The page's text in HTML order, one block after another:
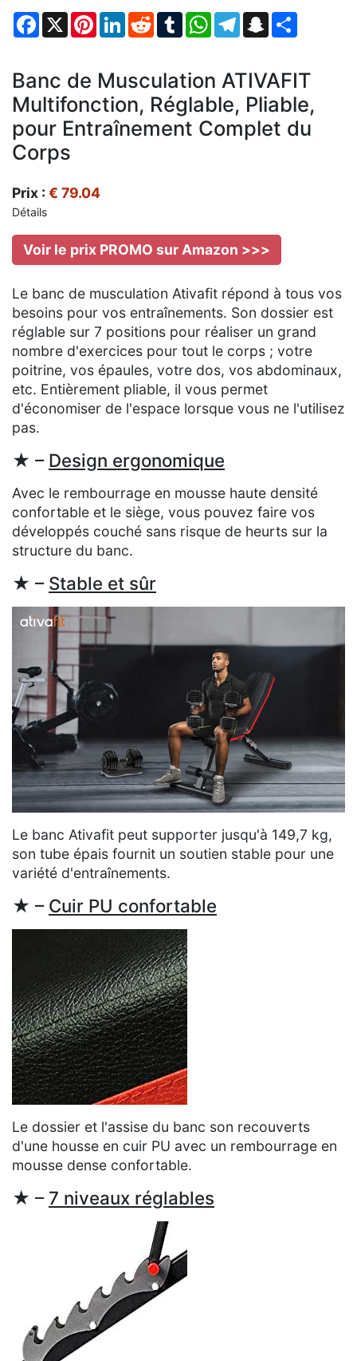
Facebook
X PinterestLinkedIn
RedditTumblrWhatsApp
TelegramSnapchat
Banc de Musculation ATIVAFIT
Multifonction, Réglable, Pliable,
pour Entraînement Complet du
Corps
Prix : € 79.04
Détails
Voir le prix PROMO sur Amazon >>>
Le banc de musculation Ativafit répond à tous vos
besoins pour vos entraînements. Son dossier est
réglable sur 7 positions pour réaliser un grand
nombre d'exercices pour tout le corps ; votre
poitrine, vos épaules, votre dos, vos abdominaux,
etc. Entièrement pliable, il vous permet
d'économiser de l'espace lorsque vous ne l'utilisez
pas.
★ – Design ergonomique
Avec le rembourrage en mousse haute densité
confortable et le siège, vous pouvez faire vos
développés couché sans risque de heurts sur la
structure du banc.
★ – Stable et sûr
Le banc Ativafit peut supporter jusqu'à 149,7 kg,
son tube épais fournit un soutien stable pour une
variété d'entraînements.
★ – Cuir PU confortable
Le dossier et l'assise du banc son recouverts
d'une housse en cuir PU avec un rembourrage en
mousse dense confortable.
★ – 7 niveaux réglables